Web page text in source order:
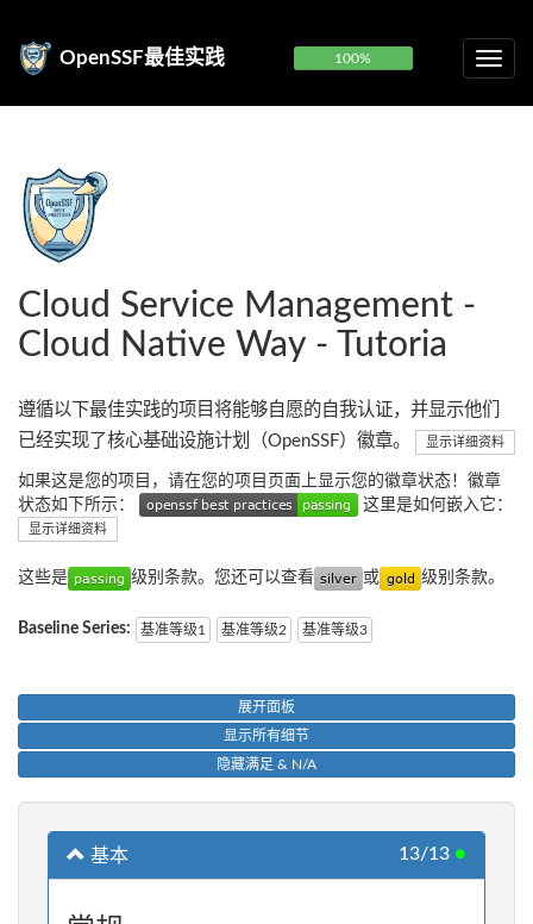
OpenSSF最佳实践 100%
Cloud Service Management -
Cloud Native Way - Tutoria
遵循以下最佳实践的项目将能够自愿的自我认证，并显示他们
已经实现了核心基础设施计划（OpenSSF）徽章。
显示详细资料
如果这是您的项目，请在您的项目页面上显示您的徽章状态！徽章
状态如下所示：
这里是如何嵌入它：
显示详细资料
这些是 级别条款。您还可以查看 或 级别条款。
Baseline Series: 基准等级1 基准等级2 基准等级3
展开面板
显示所有细节
隐藏满足 & N/A
基本 13/13 ●